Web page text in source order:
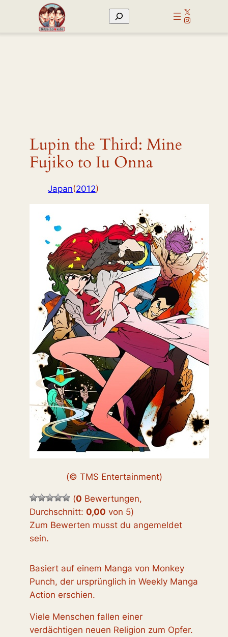
Suchen
X
Instagram
Lupin the Third: Mine
Fujiko to Iu Onna
Japan(2012)
(© TMS Entertainment)
(0 Bewertungen,
Durchschnitt:0,00 von 5)
Zum Bewerten musst du angemeldet
sein.
Basiert auf einem Manga von Monkey
Punch, der ursprünglich in Weekly Manga
Action erschien.
Viele Menschen fallen einer
verdächtigen neuen Religion zum Opfer.